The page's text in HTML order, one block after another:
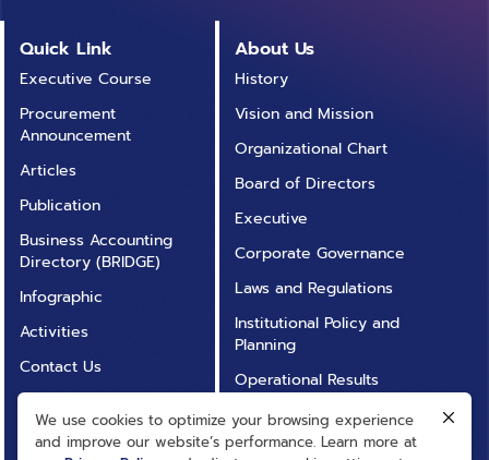
ขยับแขนซ้าย แค่เราคิด แต่ไม่ได้ขยับจริง ๆ คลื่นสมองก็เข้ม
เมื่อนักวิจัยสามารถสร้างเครื่องอ่านจนผู้พิการสามารถ
เคลื่อนย้ายรถเข็นได้ตามใจด้วยการ “นึกคิด” การขยับแขน
ซ้ายขวา สาขาที่สอง เกิดจากที่นักวิจัยเริ่มพบว่า ถ้าเรามอง
ภาพที่กระพริบด้วยความถี่หนึ่ง เช่น 10 ครั้งต่อวินาที คลื่น
สมองบางส่วน เช่น ส่วนหลังก็จะกระพริบ 10 วินาทีด้วย ถ้า
เราทำให้ตัวอักษร A-Z กระพริบด้วยความถี่แตกต่างกัน
บางที เราอาจให้ผู้พิการเลือกมองตัวหนังสือหนึ่งแล้วเราก็
มาอ่านจากสัญญาณสมอง ก็พอรู้แล้วว่าผู้พิการอยากจะ
พิมพ์ตัวหนังสือไหน ซึ่งแบบนี้ผู้พิการจะสามารถพิมพ์ได้เร็ว
กว่าแบบแรกครับ เป็นการเชื่อมต่อกับสมองด้วยระบบ “ตอบ
สนอง” กับสิ่งเร้า เลยเรียกว่า Reactive BCI สาขาสุดท้าย
นี่พิเศษหน่อย และไม่เหมือนสองสาขาแรกคือ ผู้ใช้ไม่ต้องทำ
คอมพิวเตอร์ก็จะพยายามอ่านข้อมูลจากสมองโดยตรง ถาม
Quick Link
Executive Course
Procurement
Announcement
Articles
Publication
Business Accounting
Directory (BRIDGE)
Infographic
Activities
Contact Us
Annual Report
FAQ
About Us
History
Vision and Mission
Organizational Chart
Board of Directors
Executive
Corporate Governance
Laws and Regulations
Institutional Policy and
Planning
Operational Results
Operational
Transparency (ITA)
We use cookies to optimize your browsing experience
and improve our website’s performance. Learn more at